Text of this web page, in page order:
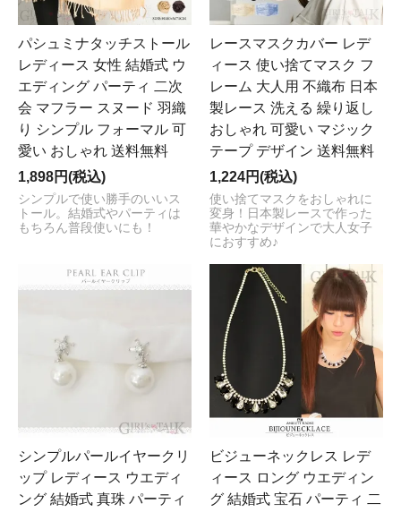
パシュミナタッチストール
レディース 女性 結婚式 ウ
エディング パーティ 二次
会 マフラー スヌード 羽織
り シンプル フォーマル 可
愛い おしゃれ 送料無料
1,898円(税込)
シンプルで使い勝手のいいス
トール。結婚式やパーティは
もちろん普段使いにも！
レースマスクカバー レデ
ィース 使い捨てマスク フ
レーム 大人用 不織布 日本
製レース 洗える 繰り返し
おしゃれ 可愛い マジック
テープ デザイン 送料無料
1,224円(税込)
使い捨てマスクをおしゃれに
変身！日本製レースで作った
華やかなデザインで大人女子
におすすめ♪
シンプルパールイヤークリ
ップ レディース ウエディ
ング 結婚式 真珠 パーティ
ビジューネックレス レデ
ィース ロング ウエディン
グ 結婚式 宝石 パーティ 二